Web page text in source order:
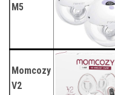
M5
Momcozy
V2